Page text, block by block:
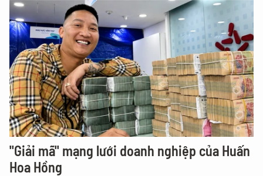
"Giải mã" mạng lưới doanh nghiệp của Huấn
Hoa Hồng